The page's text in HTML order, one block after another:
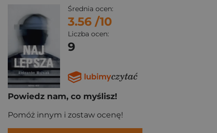
Średnia ocen:
3.56 /10
Liczba ocen:
9
Powiedz nam, co myślisz!
Pomóż innym i zostaw ocenę!